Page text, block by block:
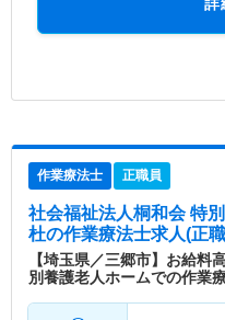
詳
作業療法士 正職員
社会福祉法人桐和会 特
杜の作業療法士求人(正
【埼玉県／三郷市】お給料
別養護老人ホームでの作業